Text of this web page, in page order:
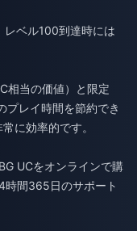
レベル100到達時には
相当の価値）と限定
プレイ時間を節約でき
に効率的です。
UCをオンラインで購
時間365日のサポート